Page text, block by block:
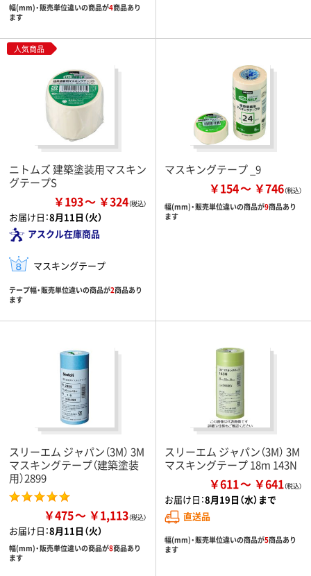
幅(mm)・販売単位違いの商品が4商品あり
ます
人気商品
ニトムズ 建築塗装用マスキン
グテープS
￥193 ￥324
お届け日：8月11日（火）
アスクル在庫商品
マスキングテープ
テープ幅・販売単位違いの商品が2商品あり
ます
マスキングテープ _9
￥154 ￥746
幅(mm)・販売単位違いの商品が9商品あり
ます
スリーエム ジャパン（3M） 3M
マスキングテープ（建築塗装
用）2899
￥475 ￥1,113
お届け日：8月11日（火）
幅(mm)・販売単位違いの商品が8商品あり
ます
スリーエム ジャパン（3M） 3M
マスキングテープ 18m 143N
￥611 ￥641
お届け日：8月19日（水）まで
直送品
幅(mm)・販売単位違いの商品が5商品あり
ます